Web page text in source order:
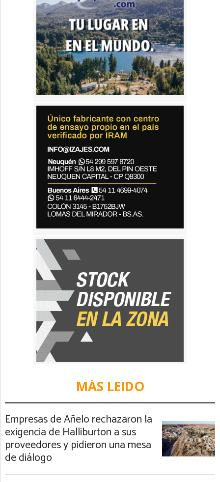
MÁS LEIDO
Empresas de Añelo rechazaron la
exigencia de Halliburton a sus
proveedores y pidieron una mesa
de diálogo